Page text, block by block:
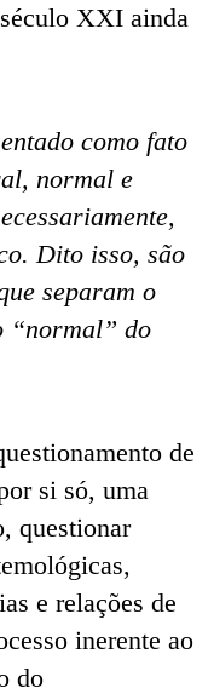
XXI ainda
como fato
normal e
Dito isso, são
separam o
“normal” do
de
si só, uma
questionar
e relações de
inerente ao
do